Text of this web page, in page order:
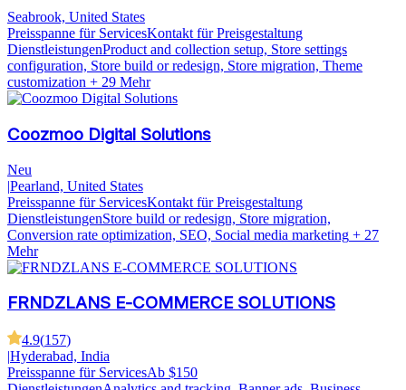
Seabrook, United States
Preisspanne für ServicesKontakt für Preisgestaltung
DienstleistungenProduct and collection setup, Store settings
configuration, Store build or redesign, Store migration, Theme
customization + 29 Mehr
Coozmoo Digital Solutions
Neu
|Pearland, United States
Preisspanne für ServicesKontakt für Preisgestaltung
DienstleistungenStore build or redesign, Store migration,
Conversion rate optimization, SEO, Social media marketing + 27
Mehr
FRNDZLANS E-COMMERCE SOLUTIONS
4.9(157)
|Hyderabad, India
Preisspanne für ServicesAb $150